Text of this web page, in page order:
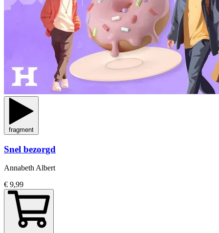
fragment
Snel bezorgd
Annabeth Albert
€ 9,99